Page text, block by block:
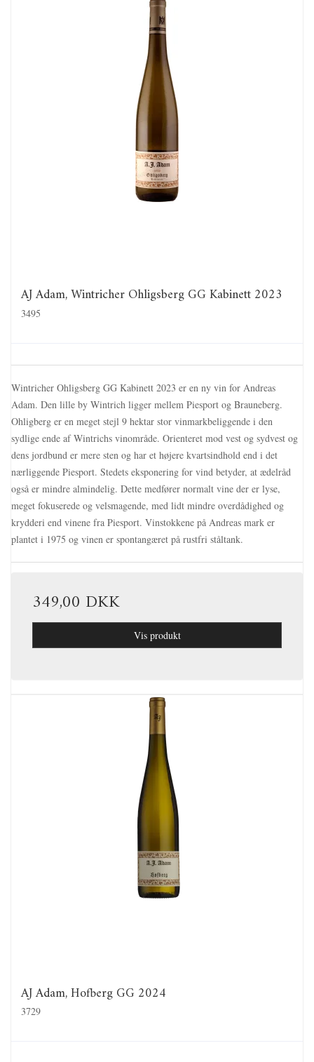
AJ Adam, Wintricher Ohligsberg GG Kabinett 2023
3495
Wintricher Ohligsberg GG Kabinett 2023 er en ny vin for Andreas
Adam. Den lille by Wintrich ligger mellem Piesport og Brauneberg.
Ohligberg er en meget stejl 9 hektar stor vinmarkbeliggende i den
sydlige ende af Wintrichs vinområde. Orienteret mod vest og sydvest og
dens jordbund er mere sten og har et højere kvartsindhold end i det
nærliggende Piesport. Stedets eksponering for vind betyder, at ædelråd
også er mindre almindelig. Dette medfører normalt vine der er lyse,
meget fokuserede og velsmagende, med lidt mindre overdådighed og
krydderi end vinene fra Piesport. Vinstokkene på Andreas mark er
plantet i 1975 og vinen er spontangæret på rustfri ståltank.
349,00 DKK
Vis produkt
AJ Adam, Hofberg GG 2024
3729